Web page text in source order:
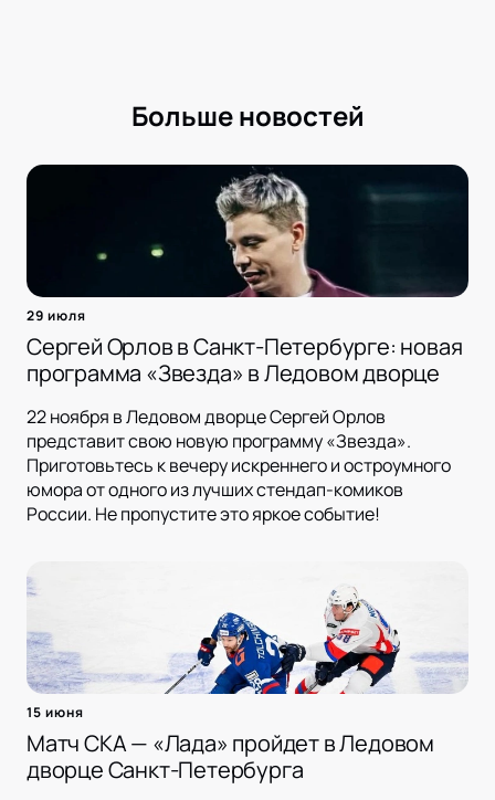
Больше новостей
29 июля
Сергей Орлов в Санкт-Петербурге: новая
программа «Звезда» в Ледовом дворце
22 ноября в Ледовом дворце Сергей Орлов
представит свою новую программу «Звезда».
Приготовьтесь к вечеру искреннего и остроумного
юмора от одного из лучших стендап-комиков
России. Не пропустите это яркое событие!
15 июня
Матч СКА — «Лада» пройдет в Ледовом
дворце Санкт-Петербурга